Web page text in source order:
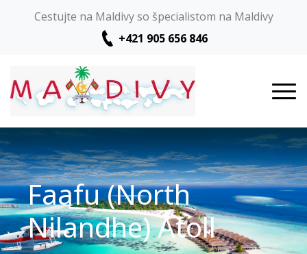
Cestujte na Maldivy so špecialistom na Maldivy
+421 905 656 846
Faafu (North
Nilandhe) Atoll